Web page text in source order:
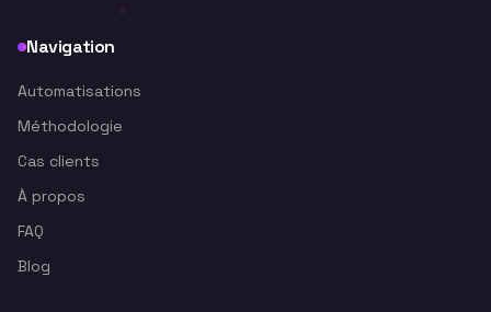
Navigation
Automatisations
Méthodologie
Cas clients
À propos
FAQ
Blog